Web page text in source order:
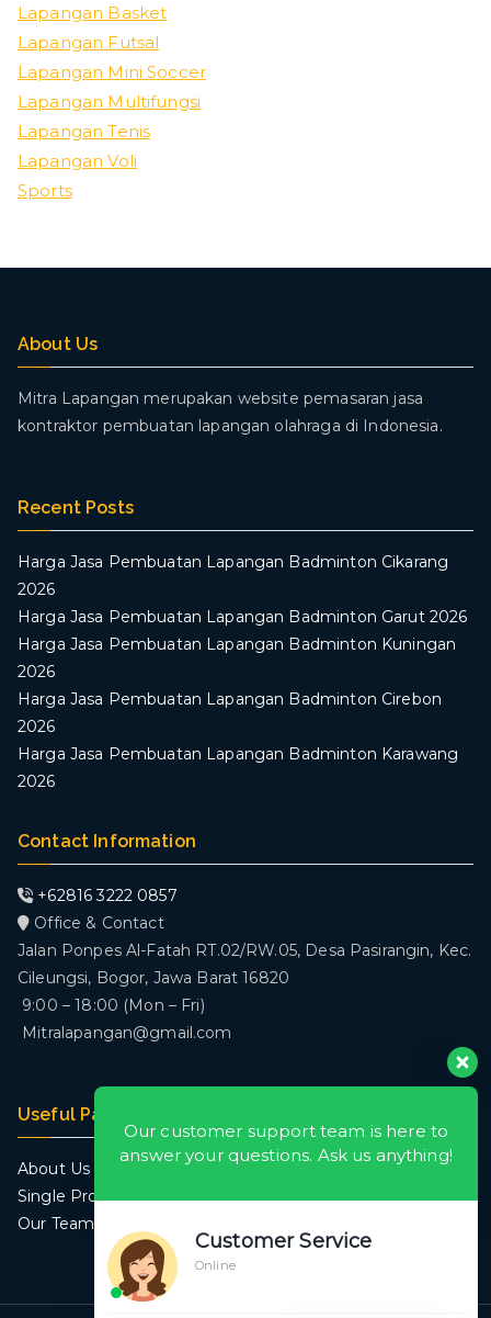
Lapangan Basket
Lapangan Futsal
Lapangan Mini Soccer
Lapangan Multifungsi
Lapangan Tenis
Lapangan Voli
Sports
About Us
Mitra Lapangan merupakan website pemasaran jasa
kontraktor pembuatan lapangan olahraga di Indonesia.
Recent Posts
Harga Jasa Pembuatan Lapangan Badminton Cikarang
2026
Harga Jasa Pembuatan Lapangan Badminton Garut 2026
Harga Jasa Pembuatan Lapangan Badminton Kuningan
2026
Harga Jasa Pembuatan Lapangan Badminton Cirebon
2026
Harga Jasa Pembuatan Lapangan Badminton Karawang
2026
Contact Information
+62816 3222 0857
Office & Contact
Jalan Ponpes Al-Fatah RT.02/RW.05, Desa Pasirangin, Kec.
Cileungsi, Bogor, Jawa Barat 16820
9:00 – 18:00 (Mon – Fri)
Mitralapangan@gmail.com
Useful Pages
About Us
Single Project
Our Team
Our customer support team is here to
answer your questions. Ask us anything!
Customer Service
Online